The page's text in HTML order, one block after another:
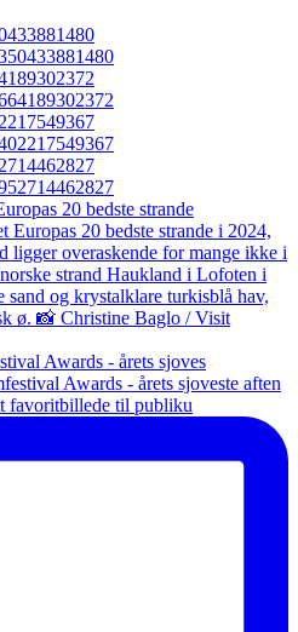
20 bedste strande
Awards - årets sjoves
favoritbillede til publiku